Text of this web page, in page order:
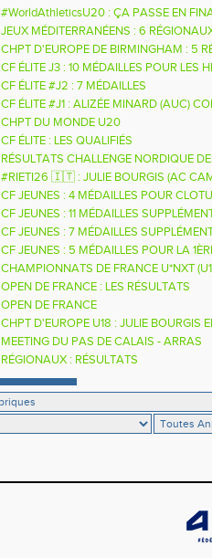
#WorldAthleticsU20 : ÇA PASSE EN
SAUTEURS
JEUX MÉDITERRANÉENS : 6
CHPT D'EUROPE DE BIRMINGHAM : 5
CF ÉLITE J3 : 10 MÉDAILLES POUR LES
CF ÉLITE #J2 : 7 MÉDAILLES
CF ÉLITE #J1 : ALIZÉE MINARD (AUC)
NATIONALE
CHPT DU MONDE U20
CF ÉLITE : LES QUALIFIÉS
RÉSULTATS CHALLENGE NORDIQUE
2025 2026
#RIETI26 🇮🇹 : JULIE BOURGIS (AC
D'EUROPE U18 DE LA PERCHE
CF JEUNES : 4 MÉDAILLES POUR
CF JEUNES : 11 MÉDAILLES
CF JEUNES : 7 MÉDAILLES
CF JEUNES : 5 MÉDAILLES POUR LA
CHAMPIONNATS DE FRANCE U*NXT
OPEN DE FRANCE : LES RÉSULTATS
OPEN DE FRANCE
CHPT D'EUROPE U18 : JULIE BOURGIS
MEETING DU PAS DE CALAIS - ARRAS
RÉGIONAUX : RÉSULTATS